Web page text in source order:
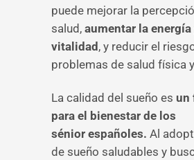
puede mejorar la
salud, aumentar la energía
vitalidad , y reducir el
problemas de salud física
La calidad del sueño es un
para el bienestar de los
sénior españoles. Al
de sueño saludables y